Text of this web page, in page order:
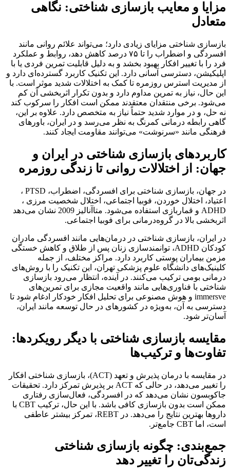
مزایا و معایب بازسازی شناختی: نگاهی
متعادل
بازسازی شناختی مزایای زیادی دارد؛ می‌تواند علائم روانی مانند
افسردگی و اضطراب را تا ۷۵ درصد کاهش دهد، روابط و عملکرد
فرد را با تغییر افکار بهبود بخشد و به دلیل قابلیت تمرین فردی یا با
اپلیکیشن، دسترسی آسانی دارد. این تکنیک کاربرد گسترده‌ای دارد و
از مدیریت استرس روزمره تا کمک به اختلالات شدید موثر است. با
این حال، نیاز به تمرین مداوم دارد و بدون تکرار اثربخشی آن کم
می‌شود. برخی منتقدان معتقدند ممکن است افکار را سرکوب کند
نه حل، و در موارد شدید حتماً نیاز به متخصص دارد. علاوه بر این،
گاهی رابطه درمانی کمرنگ به نظر می‌رسد و در ایران، باورهای
فرهنگی مانند «سرنوشت» می‌توانند مقاومت ایجاد کنند.
کاربردهای بازسازی شناختی در ایران و
جهان: از اختلالات روانی تا زندگی روزمره
در جهان، بازسازی شناختی برای افسردگی، اضطراب، PTSD ،
اعتیاد، اختلال خوردن، فوبیا اجتماعی، اختلال شخصیت مرزی ،
ADHD و قماربازی استفاده می‌شود. متاآنالیز 2009 نشان می‌دهد
اثربخشی بالا در گروه‌درمانی برای فوبیا اجتماعی.
در ایران، بازسازی شناختی در درمان‌هایی مانند افسردگی مادران
کودکان ADHD، توانمندسازی زنان پس از طلاق و کاهش خستگی
مزمن بیماران پوستی کاربرد دارد. مراکز مختلف، از جمله
کلینیک‌های دانشگاه علوم پزشکی تهران، این تکنیک را با روش‌های
درمانی بومی ترکیب می‌کنند. در آینده، انتظار می‌رود بازسازی
شناختی با فناوری‌هایی مانند واقعیت مجازی برای تمرین‌های
immersve و هوش مصنوعی برای تحلیل افکار خودکار ادغام شود تا
دسترسی به آن، به‌ویژه در کشورهای در حال توسعه مانند ایران،
آسان‌تر شود.
مقایسه بازسازی شناختی با دیگر رویکردها:
تفاوت‌ها و ترکیب‌ها
در مقایسه با درمان پذیرش و تعهد (ACT)، بازسازی شناختی افکار
را تغییر می‌دهد، در حالی که ACT بر پذیرش تمرکز دارد. تحقیقات
جاکوبسون نشان می‌دهد که در افسردگی، فعال‌سازی رفتاری
ممکن است بدون بازسازی کافی باشد. با این حال، ترکیب CBT با
داروها بهترین نتایج را می‌دهد. در REBT، تمرکز بیشتر عاطفی
است، اما CBT جامع‌تر.
جمع‌بندی: چگونه بازسازی شناختی
زندگی‌تان را تغییر دهد